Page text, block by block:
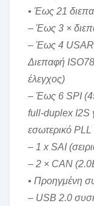
• Έως 21
– Έως 3 ×
– Έως 4
Διεπαφή
έλεγχος)
– Έως 6 SPI
full-duplex I2S
εσωτερικό PLL
– 1 x SAI
– 2 × CAN
• Προηγμένη
– USB 2.0